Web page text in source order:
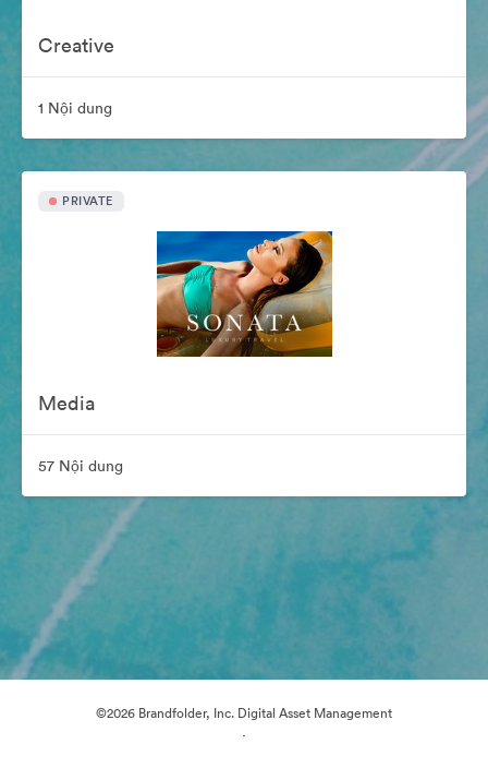
Creative
1 Nội dung
PRIVATE
Media
57 Nội dung
©2026 Brandfolder, Inc. Digital Asset Management
·